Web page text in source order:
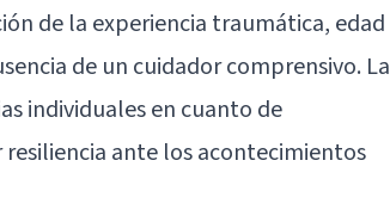
de la experiencia traumática, edad
de un cuidador comprensivo. La
individuales en cuanto de
ante los acontecimientos